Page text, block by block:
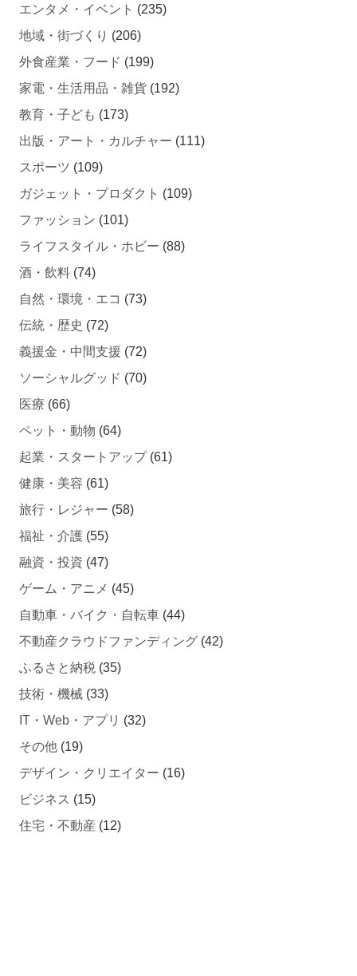
エンタメ・イベント (235)
地域・街づくり (206)
外食産業・フード (199)
家電・生活用品・雑貨 (192)
教育・子ども (173)
出版・アート・カルチャー (111)
スポーツ (109)
ガジェット・プロダクト (109)
ファッション (101)
ライフスタイル・ホビー (88)
酒・飲料 (74)
自然・環境・エコ (73)
伝統・歴史 (72)
義援金・中間支援 (72)
ソーシャルグッド (70)
医療 (66)
ペット・動物 (64)
起業・スタートアップ(61)
健康・美容 (61)
旅行・レジャー (58)
福祉・介護 (55)
融資・投資 (47)
ゲーム・アニメ (45)
自動車・バイク・自転車 (44)
不動産クラウドファンディング (42)
ふるさと納税 (35)
技術・機械 (33)
IT・Web・アプリ (32)
その他 (19)
デザイン・クリエイター (16)
ビジネス (15)
住宅・不動産 (12)